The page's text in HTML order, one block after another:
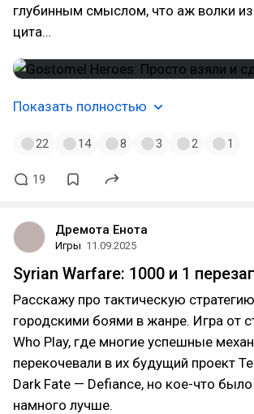
глубинным смыслом, что аж волки
цита…
Показать полностью
22 14 8 3 2 1
19
Дремота Енота
Игры 11.09.2025
Syrian Warfare: 1000 и 1
Расскажу про тактическую
городскими боями в жанре. Игра от
Who Play, где многие успешные
перекочевали в их будущий проект
Dark Fate — Defiance, но кое-что
намного лучше.